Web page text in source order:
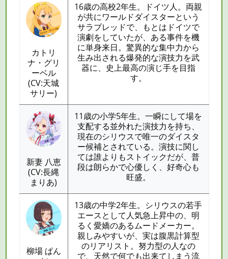
カトリ
ナ・グリ
ーベル
(CV:天城
サリー)
16歳の高校2年生。ドイツ人。両親
が共にワールドダイスターという
サラブレッドで、もとはドイツで
演劇をしていたが、ある事件を機
に単身来日。驚異的な集中力から
生み出される爆発的な演技力を武
器に、史上最高の演じ手を目指
す。
新妻 八恵
(CV:長縄
まりあ)
11歳の小学5年生。一瞬にして場を
支配する並外れた演技力を持ち、
現在のシリウスで唯一のダイスタ
ー候補とされている。演技に関し
ては誰よりもストイックだが、普
段は朗らかで心優しく、好奇心も
旺盛。
柳場 ぱん
13歳の中学2年生。シリウスの若手
エースとして人気急上昇中の、明
るく愛嬌のあるムードメーカー。
親しみやすいが、実は腹黒計算型
のリアリスト。努力型の人なの
で、天然で何でも出来てしまう流